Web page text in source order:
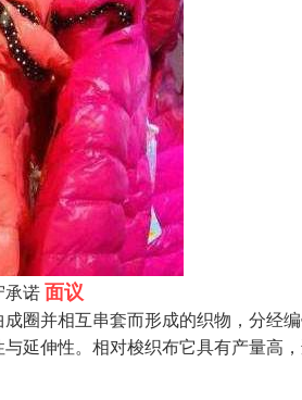
承诺面议
圈并相互串套而形成的织物，分经
延伸性。相对梭织布它具有产量高